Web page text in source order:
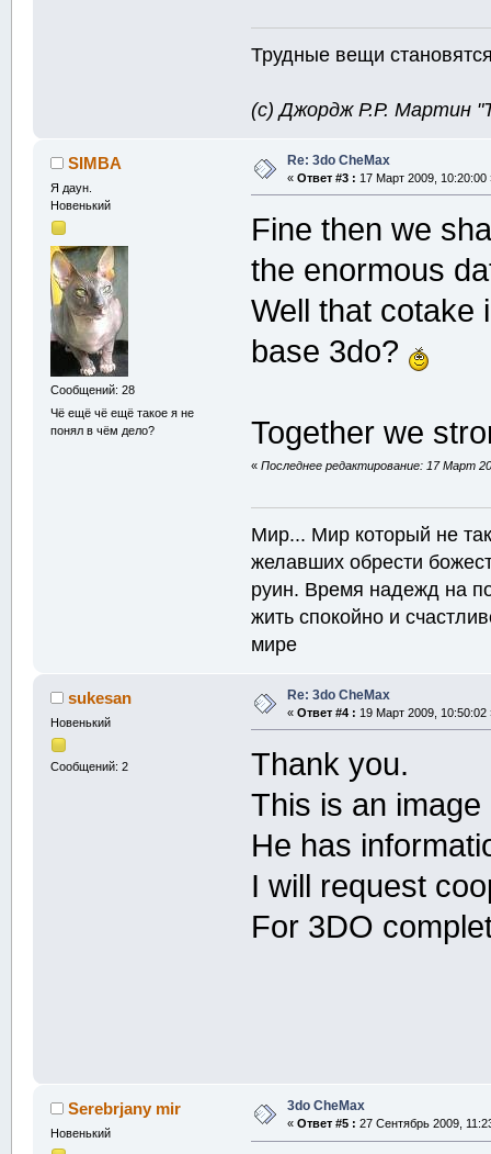
Трудные вещи
(с) Джордж Р.Р. Мартин
SIMBA
Я даун.
Новенький
Сообщений: 28
Чё ещё чё ещё такое я не
понял в чём дело?
Re: 3do CheMax
« Ответ #3 : 17 Март 2009, 10:20:00
Fine then we
the enormous
Well that cotake
base 3do?
Together we
«Последнее редактирование: 17 Март
Мир... Мир который не
желавших обрести
руин. Время надежд на
жить спокойно и
мире
sukesan
Новенький
Сообщений: 2
Re: 3do CheMax
« Ответ #4 : 19 Март 2009, 10:50:02
Thank you.
This is an
He has
I will request
For 3DO
Serebrjany mir
Новенький
3do CheMax
« Ответ #5 : 27 Сентябрь 2009,